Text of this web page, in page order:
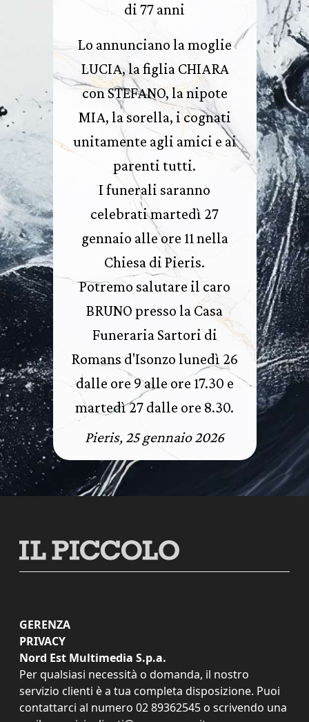
di 77 anni
Lo annunciano la moglie
LUCIA, la figlia CHIARA
con STEFANO, la nipote
MIA, la sorella, i cognati
unitamente agli amici e ai
parenti tutti.
I funerali saranno
celebrati martedì 27
gennaio alle ore 11 nella
Chiesa di Pieris.
Potremo salutare il caro
BRUNO presso la Casa
Funeraria Sartori di
Romans d'Isonzo lunedì 26
dalle ore 9 alle ore 17.30 e
martedì 27 dalle ore 8.30.
Pieris, 25 gennaio 2026
GERENZA
PRIVACY
Nord Est Multimedia S.p.a.
Per qualsiasi necessità o domanda, il nostro
servizio clienti è a tua completa disposizione. Puoi
contattarci al numero 02 89362545 o scrivendo una